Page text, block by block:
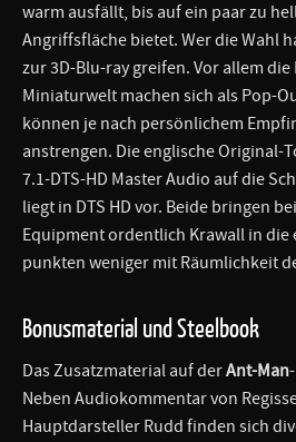
warm ausfällt, bis auf ein paar zu
Angriffsfläche bietet. Wer die Wahl
zur 3D-Blu-ray greifen. Vor allem
Miniaturwelt machen sich als Pop-
können je nach persönlichem
anstrengen. Die englische Original-
7.1-DTS-HD Master Audio auf die
liegt in DTS HD vor. Beide bringen
Equipment ordentlich Krawall in die
punkten weniger mit Räumlichkeit
Bonusmaterial und Steelbook
Das Zusatzmaterial auf derAnt-Man
Neben Audiokommentar von
Hauptdarsteller Rudd finden sich